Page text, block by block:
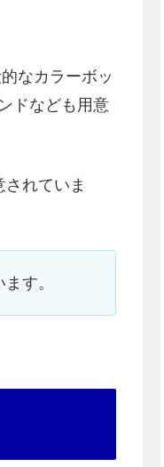
なカラーボッ
ドなども用意
れていま
す。